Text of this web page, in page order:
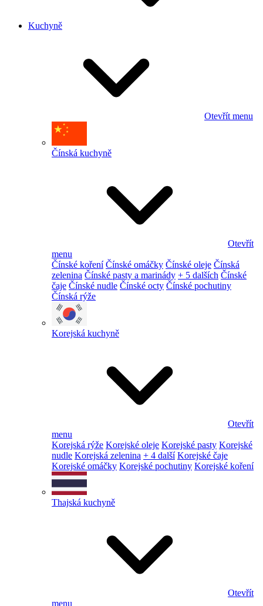
Kuchyně
Otevřít menu
Čínská kuchyně
Otevřít
menu
Čínské koření Čínské omáčky Čínské oleje Čínská
zelenina Čínské pasty a marinády + 5 dalších Čínské
čaje Čínské nudle Čínské octy Čínské pochutiny
Čínská rýže
Korejská kuchyně
Otevřít
menu
Korejská rýže Korejské oleje Korejské pasty Korejské
nudle Korejská zelenina + 4 další Korejské čaje
Korejské omáčky Korejské pochutiny Korejské koření
Thajská kuchyně
Otevřít
menu